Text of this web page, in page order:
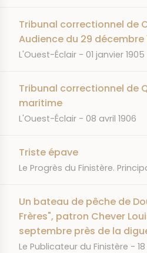
Tribunal correctionnel de
Audience du 29 décembre
JOURNAL
L'Ouest-Éclair DATE
01 janvier 1905
Tribunal correctionnel de
maritime
JOURNAL
L'Ouest-Éclair DATE
08 avril 1906
Triste épave
JOURNAL
Le Progrès du Finistère.
Un bateau de pêche de
Frères", patron Chever
septembre près de la
JOURNAL
Le Publicateur du Finistère